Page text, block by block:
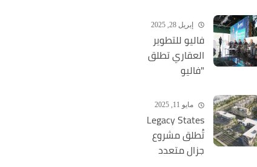
و3 وافدين جدد
إبريل 28, 2025
فاليو للتطوير
العقاري تطلق
"فاليو
سيتي" أول
مدينة طبية
متكاملة
بشرق القاهرة
باستثمارات
مايو 11, 2025
Legacy States
تُطلق مشروع
جزال متعدد